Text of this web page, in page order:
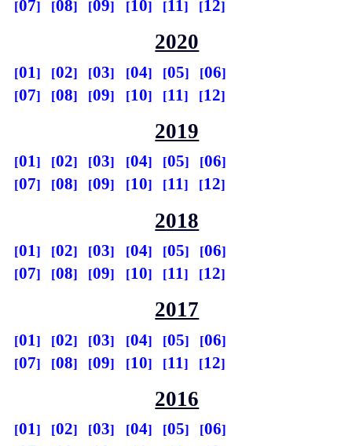
07 08 09 10 11 12
2020
01 02 03 04 05
06
07
08 09 10 11 12
2019
01 02 03 04 05
06
07
08 09 10 11 12
2018
01 02 03 04 05
06
07
08 09 10 11 12
2017
01 02 03 04 05
06
07
08 09 10 11 12
2016
01 02 03 04 05
06